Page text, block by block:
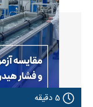
5دقیقه